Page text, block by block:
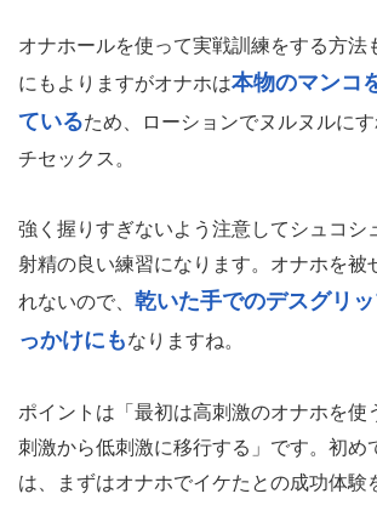
オナホールを使って実戦訓練をする方法
にもよりますがオナホは本物のマンコ
ているため、ローションでヌルヌルに
チセックス。
強く握りすぎないよう注意してシュコシ
射精の良い練習になります。オナホを被
れないので、 乾いた手でのデスグリ
っかけにもなりますね。
ポイントは「最初は高刺激のオナホを使
刺激から低刺激に移行する」です。初め
は、まずはオナホでイケたとの成功体験